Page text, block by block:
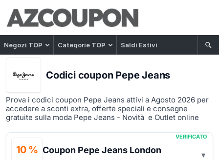
Negozi TOP Categorie TOP Saldi Estivi
Codici coupon Pepe Jeans
Prova i codici coupon Pepe Jeans attivi a Agosto 2026 per
accedere a sconti extra, offerte speciali e consegne
gratuite sulla moda Pepe Jeans - Novità e Outlet online
10 %
VERIFICATO
Coupon Pepe Jeans London